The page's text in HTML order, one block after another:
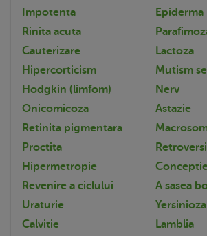
Impotenta
Epiderma
Rinita acuta
Cauterizare
Lactoza
Hipercorticism
Mutism
Hodgkin (limfom)
Nerv
Onicomicoza
Astazie
Retinita pigmentara
Proctita
Hipermetropie
Conceptie
Revenire a ciclului
A sasea
Uraturie
Yersinioza
Calvitie
Lamblia